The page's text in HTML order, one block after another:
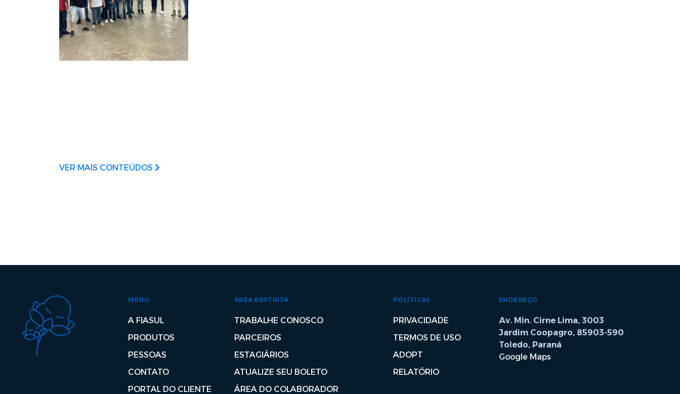
VER MAIS CONTEÚDOS
MENU
A FIASUL
PRODUTOS
PESSOAS
CONTATO
PORTAL DO CLIENTE
ÁREA RESTRITA
TRABALHE CONOSCO
PARCEIROS
ESTAGIÁRIOS
ATUALIZE SEU BOLETO
ÁREA DO COLABORADOR
POLÍTICAS
PRIVACIDADE
TERMOS DE USO
ADOPT
RELATÓRIO
ENDEREÇO
Av. Min. Cirne Lima, 3003
Jardim Coopagro, 85903-590
Toledo, Paraná
Google Maps